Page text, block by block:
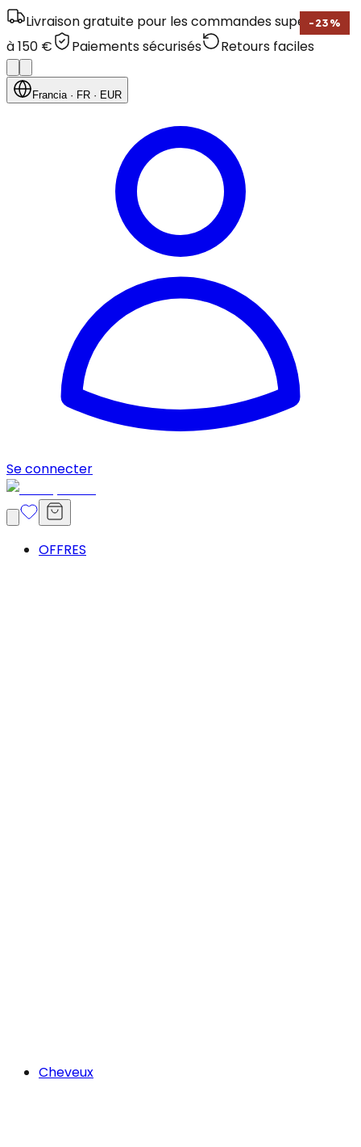
Livraison gratuite pour les commandes supérieures
à 150 €
Paiements sécurisés Retours faciles
Francia· FR · EUR
Se connecter
OFFRES
Cheveux
- 23 %